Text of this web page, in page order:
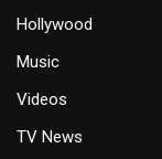
Hollywood
Music
Videos
TV News